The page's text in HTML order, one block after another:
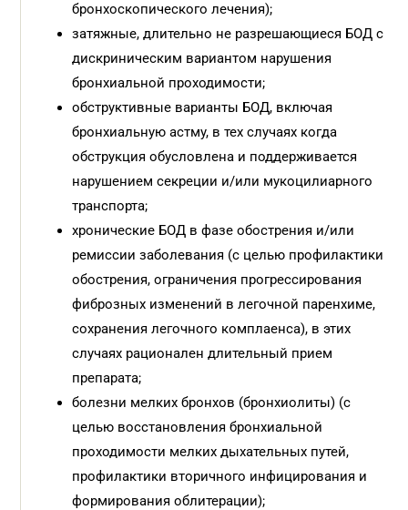
бронхоскопического лечения);
затяжные, длительно не разрешающиеся БОД с
дискриническим вариантом нарушения
бронхиальной проходимости;
обструктивные варианты БОД, включая
бронхиальную астму, в тех случаях когда
обструкция обусловлена и поддерживается
нарушением секреции и/или мукоцилиарного
транспорта;
хронические БОД в фазе обострения и/или
ремиссии заболевания (с целью профилактики
обострения, ограничения прогрессирования
фиброзных изменений в легочной паренхиме,
сохранения легочного комплаенса), в этих
случаях рационален длительный прием
препарата;
болезни мелких бронхов (бронхиолиты) (с
целью восстановления бронхиальной
проходимости мелких дыхательных путей,
профилактики вторичного инфицирования и
формирования облитерации);